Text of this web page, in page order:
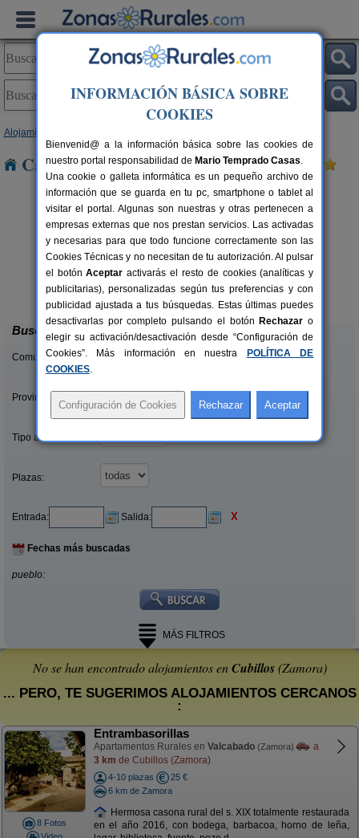
Alojamientos
Casas Rurales cerca de Cubillos
8-21+3 pers.
desde25 €
El Corazón Verde
Badilla (Zamora)
Buscar
Comunidades:
Provincias/Islas:
Tipo alquiler:
Plazas:
Entrada: Salida: X
Fechas más buscadas
pueblo:
MÁS FILTROS
No se han encontrado alojamientos enCubillos(Zamora)
... PERO, TE SUGERIMOS ALOJAMIENTOS CERCANOS
:
8 Fotos
Entrambasorillas
Apartamentos Rurales en Valcabado (Zamora)
a
3 km de Cubillos (Zamora)
4-10 plazas
25 €
6 km de Zamora
Hermosa casona rural del s. XIX totalmente restaurada
en el año 2016, con bodega, barbacoa, horno de leña,
INFORMACIÓN BÁSICA SOBRE
COOKIES
Bienvenid@ a la información básica sobre las cookies de
nuestro portal responsabilidad de Mario Temprado Casas.
Una cookie o galleta informática es un pequeño archivo de
información que se guarda en tu pc, smartphone o tablet al
visitar el portal. Algunas son nuestras y otras pertenecen a
empresas externas que nos prestan servicios. Las activadas
y necesarias para que todo funcione correctamente son las
Cookies Técnicas y no necesitan de tu autorización. Al pulsar
el botónAceptar activarás el resto de cookies (analíticas y
publicitarias), personalizadas según tus preferencias y con
publicidad ajustada a tus búsquedas. Estas últimas puedes
desactivarlas por completo pulsando el botón Rechazar o
elegir su activación/desactivación desde “Configuración de
Cookies”. Más información en nuestra
POLÍTICA DE
COOKIES.